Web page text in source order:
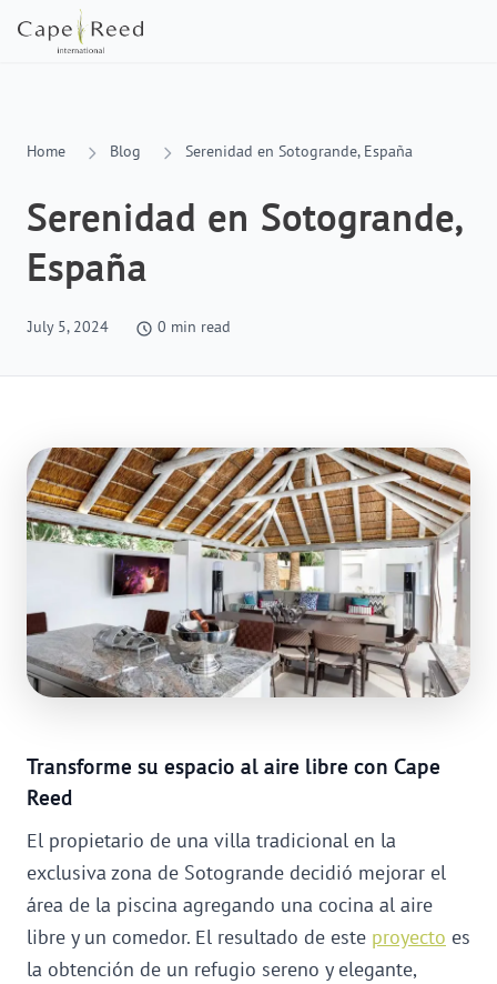
Home Blog Serenidad en Sotogrande, España
Serenidad en Sotogrande,
España
July 5, 2024 0 min read
Transforme su espacio al aire libre con Cape
Reed
El propietario de una villa tradicional en la
exclusiva zona de Sotogrande decidió mejorar el
área de la piscina agregando una cocina al aire
libre y un comedor. El resultado de este proyecto es
la obtención de un refugio sereno y elegante,